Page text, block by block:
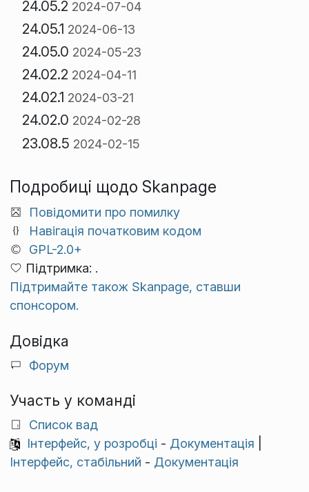
24.05.2 2024-07-04
24.05.1 2024-06-13
24.05.0 2024-05-23
24.02.2 2024-04-11
24.02.1 2024-03-21
24.02.0 2024-02-28
23.08.5 2024-02-15
Подробиці щодо Skanpage
Повідомити про помилку
Навігація початковим кодом
GPL-2.0+
Підтримка: .
Підтримайте також Skanpage, ставши
спонсором.
Довідка
Форум
Участь у команді
Список вад
Інтерфейс, у розробці - Документація
Інтерфейс, стабільний - Документація